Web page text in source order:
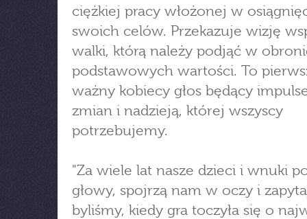
ciężkiej pracy włożonej w
swoich celów. Przekazuje wizję
walki, którą należy podjąć w
podstawowych wartości. To
ważny kobiecy głos będący
zmian i nadzieją, której wszyscy
potrzebujemy.
"Za wiele lat nasze dzieci i wnuki
głowy, spojrzą nam w oczy i
byliśmy, kiedy gra toczyła się o